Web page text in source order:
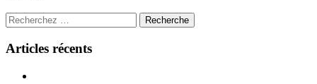
Recherche
Articles récents